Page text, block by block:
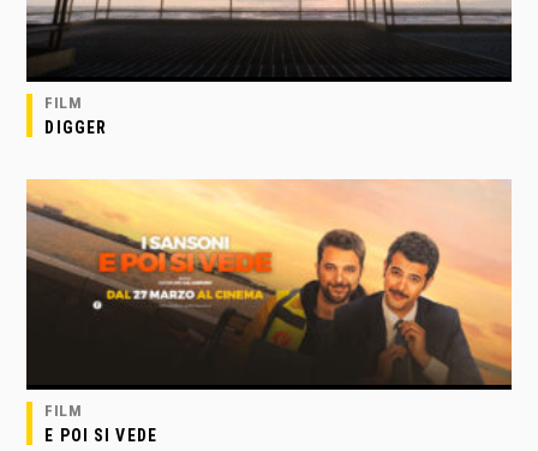
FILM
DIGGER
FILM
E POI SI VEDE